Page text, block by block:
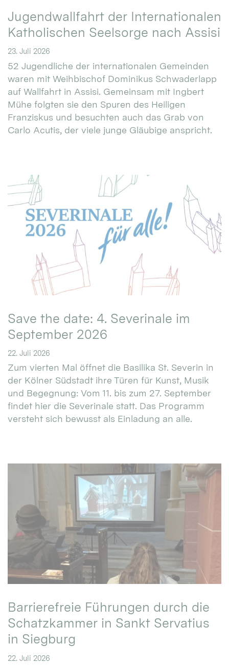
Jugendwallfahrt der Internationalen
Katholischen Seelsorge nach Assisi
23. Juli 2026
52 Jugendliche der internationalen Gemeinden
waren mit Weihbischof Dominikus Schwaderlapp
auf Wallfahrt in Assisi. Gemeinsam mit Ingbert
Mühe folgten sie den Spuren des Heiligen
Franziskus und besuchten auch das Grab von
Carlo Acutis, der viele junge Gläubige anspricht.
Save the date: 4. Severinale im
September 2026
22. Juli 2026
Zum vierten Mal öffnet die Basilika St. Severin in
der Kölner Südstadt ihre Türen für Kunst, Musik
und Begegnung: Vom 11. bis zum 27. September
findet hier die Severinale statt. Das Programm
versteht sich bewusst als Einladung an alle.
Barrierefreie Führungen durch die
Schatzkammer in Sankt Servatius
in Siegburg
22. Juli 2026